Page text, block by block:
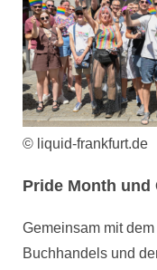
© liquid-frankfurt.de
Pride Month und
Gemeinsam mit
Buchhandels und